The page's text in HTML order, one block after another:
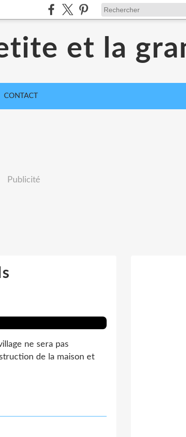
et la
CONTACT
Publicité
ne sera pas
de la maison et